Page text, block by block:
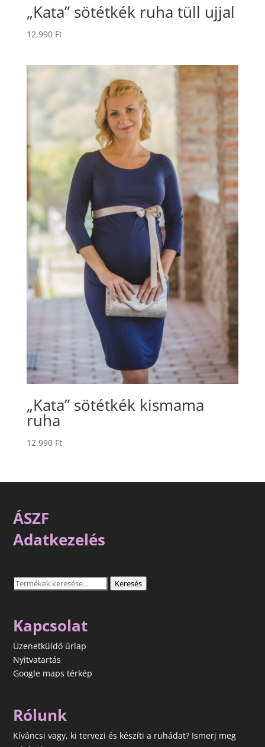
„Kata” sötétkék ruha tüll ujjal
12.990 Ft
„Kata” sötétkék kismama
ruha
12.990 Ft
ÁSZF
Adatkezelés
Keresés
Keresés
Kapcsolat
Üzenetküldő űrlap
Nyitvatartás
Google maps térkép
Rólunk
Kíváncsi vagy, ki tervezi és készíti a ruhádat? Ismerj meg